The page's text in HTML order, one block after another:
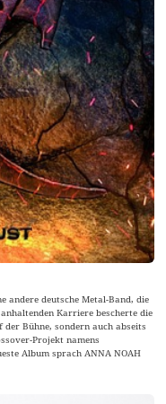
andere deutsche Metal-Band, die
Karriere bescherte die
Bühne, sondern auch abseits
Projekt namens
Album sprach ANNA NOAH